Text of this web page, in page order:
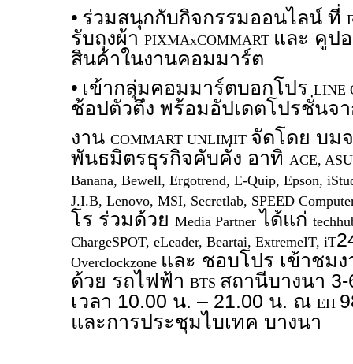
• ร่วมสนุกกับกิจกรรมออนไลน์ ที่
รับถุงผ้า PIXMAxCOMMART และ คูป
สินค้าในงานคอมมาร์ต
• เข้ากลุ่มคอมมาร์ตบอกโปร LINE
ช้อปตัวตึง พร้อมอัปเดตโปรชั่นจ
งาน COMMART UNLIMIT จัดโดย บม
พันธมิตรธุรกิจคับคั่ง อาทิ ACE,
Banana, Bewell, Ergotrend, E-Quip, Epson,
J.I.B, Lenovo, MSI, Secretlab, SPEED
โร ร่วมด้วย Media Partner ได้แก่
ChargeSPOT, eLeader, Beartai, ExtremeIT, iT
Overclockzone และ ชอบโปร เข้าชม
ด้วย รถไฟฟ้า BTS สถานีบางนา
เวลา 10.00 น. – 21.00 น. ณ EH
และการประชุมไบเทค บางนา